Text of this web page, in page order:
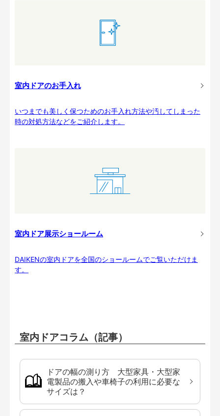
室内ドアのお手入れ
いつまでも美しく保つためのお手入れ方法や汚してしまった
時の対処方法などをご紹介します。
室内ドア展示ショールーム
DAIKENの室内ドアを全国のショールームでご覧いただけま
す。
室内ドアコラム（記事）
ドアの幅の測り方 大型家具・大型家
電製品の搬入や車椅子の利用に必要な
サイズは？